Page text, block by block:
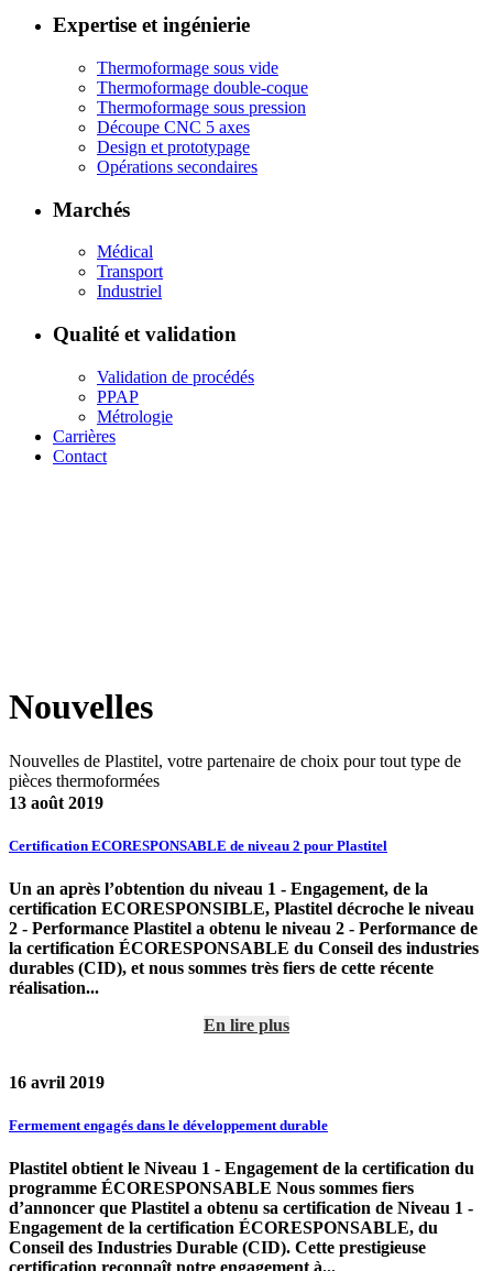
Expertise et ingénierie
Thermoformage sous vide
Thermoformage double-coque
Thermoformage sous pression
Découpe CNC 5 axes
Design et prototypage
Opérations secondaires
Marchés
Médical
Transport
Industriel
Qualité et validation
Validation de procédés
PPAP
Métrologie
Carrières
Contact
Nouvelles
Nouvelles de Plastitel, votre partenaire de choix pour tout type de
pièces thermoformées
13 août 2019
Certification ECORESPONSABLE de niveau 2 pour Plastitel
Un an après l’obtention du niveau 1 - Engagement, de la
certification ECORESPONSIBLE, Plastitel décroche le niveau
2 - Performance Plastitel a obtenu le niveau 2 - Performance de
la certification ÉCORESPONSABLE du Conseil des industries
durables (CID), et nous sommes très fiers de cette récente
réalisation...
En lire plus
16 avril 2019
Fermement engagés dans le développement durable
Plastitel obtient le Niveau 1 - Engagement de la certification du
programme ÉCORESPONSABLE Nous sommes fiers
d’annoncer que Plastitel a obtenu sa certification de Niveau 1 -
Engagement de la certification ÉCORESPONSABLE, du
Conseil des Industries Durable (CID). Cette prestigieuse